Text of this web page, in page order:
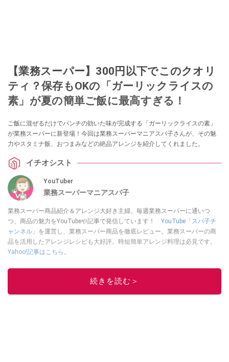
【業務スーパー】300円以下でこのクオリ
ティ？保存もOKの「ガーリックライスの
素」が夏の簡単ご飯に最高すぎる！
ご飯に混ぜるだけでパンチの効いた味が完成する「ガーリックライスの素」
が業務スーパーに新登場！今回は業務スーパーマニアスパ子さんが、その魅
力やスタミナ飯、おつまみなどの絶品アレンジを紹介してくれました。
イチオシスト
YouTuber
業務スーパーマニアスパ子
業務スーパー商品紹介＆アレンジ大好き主婦。毎週業務スーパーに通いつ
つ、商品の魅力をYouTubeや記事で発信しています！ YouTube「スパ子チ
ャンネル」 を運営し、業務スーパー商品を徹底レビュー。業務スーパーの商
品を活用したアレンジレシピも大好評。時短簡単アレンジ料理は必見です。
Yahoo!記事はこちら。
このイチオシストの他の記事を読む
続きを読む＞